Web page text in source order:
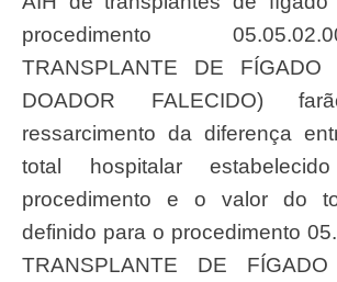
procedimento
TRANSPLANTE DE FÍGADO
DOADOR FALECIDO)
ressarcimento da diferença
total hospitalar
procedimento e o valor do
definido para o procedimento
TRANSPLANTE DE